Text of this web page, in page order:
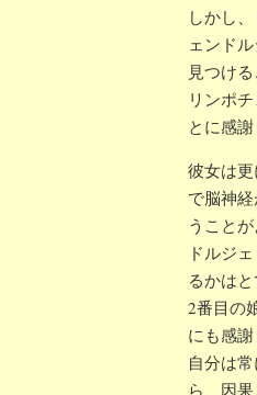
しかし
ェンド
見つけ
リンポ
とに感謝
彼女は
で脳神
うこと
ドルジ
るかは
2番目の
にも感
自分は
ら、因